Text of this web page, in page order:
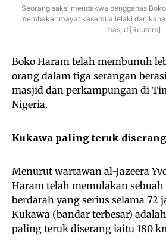
Seorang saksi mendakwa pengganas
membakar mayat kesemua lelaki dan
masjid.[Reuters]
Boko Haram telah membunuh
orang dalam tiga serangan
masjid dan perkampungan di
Nigeria.
Kukawa paling teruk diserang
Menurut wartawan al-Jazeera
Haram telah memulakan
berdarah yang serius selama 72
Kukawa (bandar terbesar)
paling teruk diserang iaitu 180